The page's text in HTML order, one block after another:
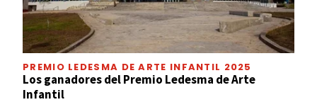
PREMIO LEDESMA DE ARTE INFANTIL 2025
Los ganadores del Premio Ledesma de Arte
Infantil